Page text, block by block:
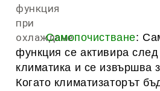
Самопочистване:
функция се активира
климатика и се извършва
Когато климатизаторът